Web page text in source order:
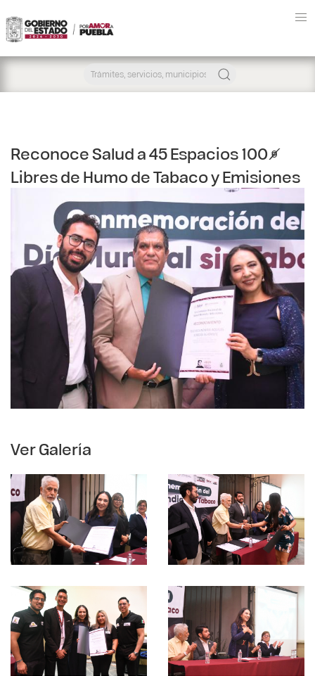
Reconoce Salud a 45 Espacios 100%
Libres de Humo de Tabaco y Emisiones
Ver Galería